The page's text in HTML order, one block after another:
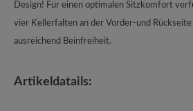
Design! Für einen optimalen Sitzkomfort
vier Kellerfalten an der Vorder-und
ausreichend Beinfreiheit.
Artikeldatails: